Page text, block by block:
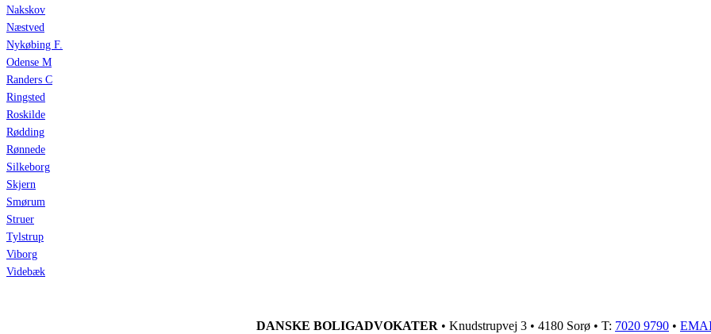
Nakskov
Næstved
Nykøbing F.
Odense M
Randers C
Ringsted
Roskilde
Rødding
Rønnede
Silkeborg
Skjern
Smørum
Struer
Tylstrup
Viborg
Videbæk
DANSKE BOLIGADVOKATER • Knudstrupvej 3 • 4180 Sorø • T: 7020 9790 •